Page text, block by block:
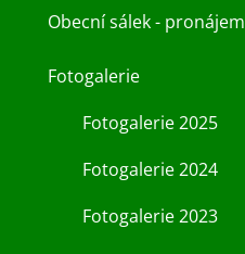
Obecní sálek - pronájem
Fotogalerie
Fotogalerie 2025
Fotogalerie 2024
Fotogalerie 2023